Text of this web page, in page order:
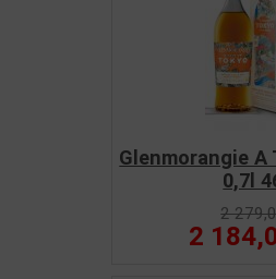
Glenmorangie A
0,7l
2
2